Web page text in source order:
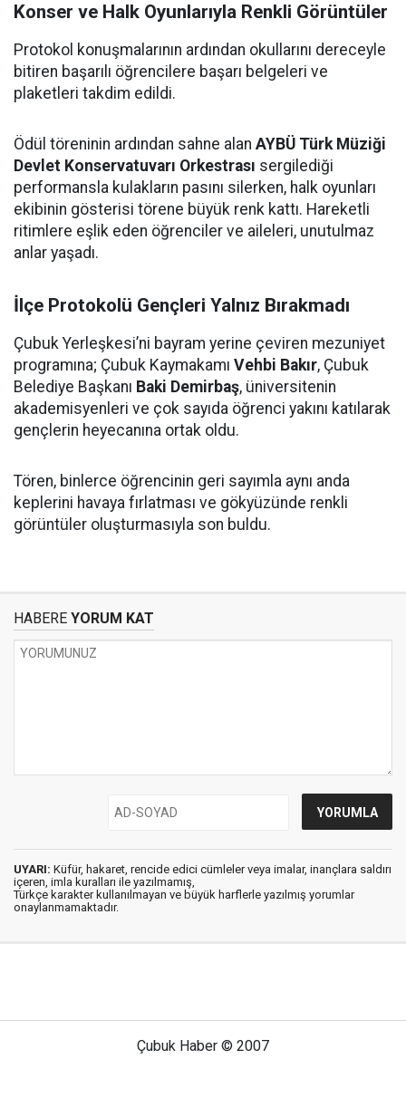
Konser ve Halk Oyunlarıyla Renkli Görüntüler
Protokol konuşmalarının ardından okullarını dereceyle
bitiren başarılı öğrencilere başarı belgeleri ve
plaketleri takdim edildi.
Ödül töreninin ardından sahne alan AYBÜ Türk Müziği
Devlet Konservatuvarı Orkestrası sergilediği
performansla kulakların pasını silerken, halk oyunları
ekibinin gösterisi törene büyük renk kattı. Hareketli
ritimlere eşlik eden öğrenciler ve aileleri, unutulmaz
anlar yaşadı.
İlçe Protokolü Gençleri Yalnız Bırakmadı
Çubuk Yerleşkesi’ni bayram yerine çeviren mezuniyet
programına; Çubuk Kaymakamı Vehbi Bakır, Çubuk
Belediye Başkanı Baki Demirbaş, üniversitenin
akademisyenleri ve çok sayıda öğrenci yakını katılarak
gençlerin heyecanına ortak oldu.
Tören, binlerce öğrencinin geri sayımla aynı anda
keplerini havaya fırlatması ve gökyüzünde renkli
görüntüler oluşturmasıyla son buldu.
HABERE YORUM KAT
UYARI: Küfür, hakaret, rencide edici cümleler veya imalar, inançlara saldırı
içeren, imla kuralları ile yazılmamış,
Türkçe karakter kullanılmayan ve büyük harflerle yazılmış yorumlar
onaylanmamaktadır.
Çubuk Haber © 2007